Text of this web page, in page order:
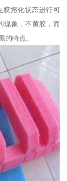
胶熔化状态进行可
现象，不黄胶，而
的特点。